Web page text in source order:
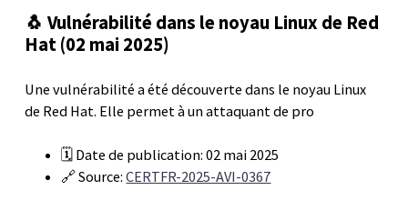
🐧 Vulnérabilité dans le noyau Linux de Red
Hat (02 mai 2025)
Une vulnérabilité a été découverte dans le noyau Linux
de Red Hat. Elle permet à un attaquant de pro
🗓️ Date de publication: 02 mai 2025
🔗 Source:CERTFR-2025-AVI-0367